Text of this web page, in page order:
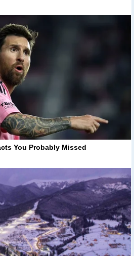
You Probably Missed